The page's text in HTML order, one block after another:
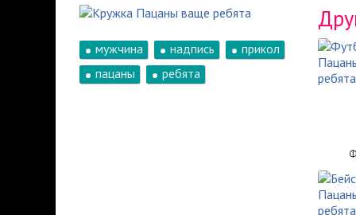
мужчина надпись
прикол
пацаны
ребята